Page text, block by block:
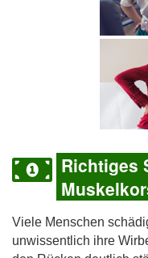
Richtiges
Viele Menschen
unwissentlich ihre